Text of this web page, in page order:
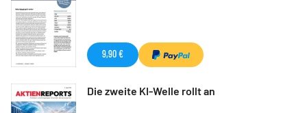
9,90 €
Die zweite KI-Welle rollt an